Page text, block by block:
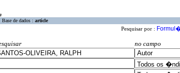
Base de dados : article
Pesquisar por :
no campo